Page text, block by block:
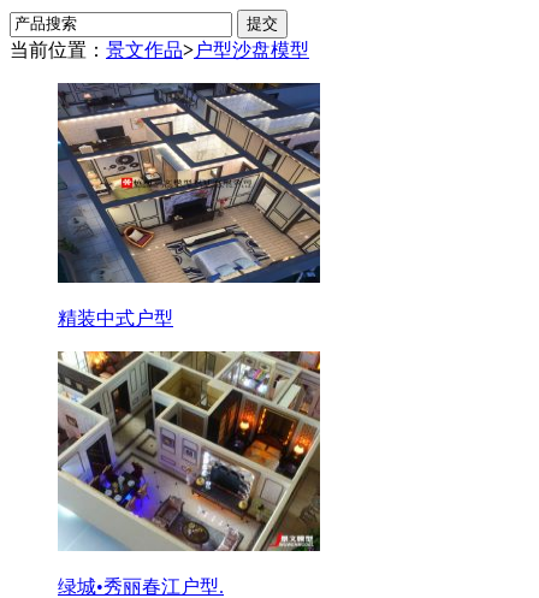
当前位置： 景文作品>户型沙盘模型
精装中式户型
绿城•秀丽春江户型.